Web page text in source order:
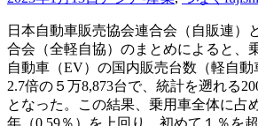
国土交通省・経済産業省・農林水産省・
Masters組合員ログイン
日本自動車販売協会連合会（自販連）
合会（全軽自協）のまとめによると、
自動車（EV）の国内販売台数（軽自
2.7倍の５万8,873台で、統計を遡れる
となった。この結果、乗用車全体に占
年（0.59％）を上回り、初めて１％を超